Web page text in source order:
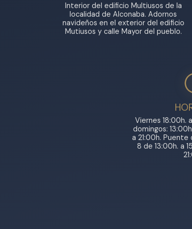
Interior del edificio Multiusos de la
localidad de Alconaba. Adornos
navideños en el exterior del edificio
Mutiusos y calle Mayor del pueblo.
Viernes 18:00h.
domingos:
a 21:00h.
8 de 13:00h. a